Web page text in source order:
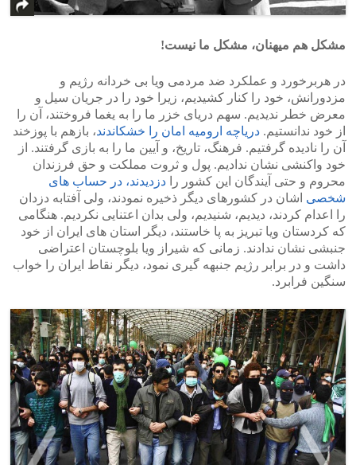
مشکل هم میهنان، مشکل ما نیست!
در هربرخورد و عملکرد ضد مردمی ویا بی خردانه رژیم و
مزدورانش، خود را کنار کشیدیم، زیرا خود را در جریان سیل و
معرض خطر ندیدیم. سهم دریای خزر ما را به یغما فروختند، آن را
از خود ندانستیم. دریاچه ارومیه امان را خشکاندند، بازهم با پوزخند
آن را نادیده گرفتیم. فرهنگ، تاریخ، و آیین ما را به بازی گرفتند. از
خود واکنشی نشان ندادیم. پول و ثروت مملکت و حق فرزندان
محروم و حتی آیندگان این کشور را
دزدیدند، در حساب های
شخصی اشان در کشورهای دیگر ذخیره نمودند، ولی آفتابه دزدان
را اعدام کردند، دیدیم، شنیدیم، ولی بدان اعتنایی نکردیم. هنگامی
که کردستان ویا تبریز به پا خاستند، دیگر استان های ایران از خود
جنبشی نشان ندادند. زمانی که شیراز ویا بلوچستان اعتراضی
داشت و در برابر رژیم جنبهه گیری نمود، دیگر نقاط ایران را خواب
سنگین فرابرد.